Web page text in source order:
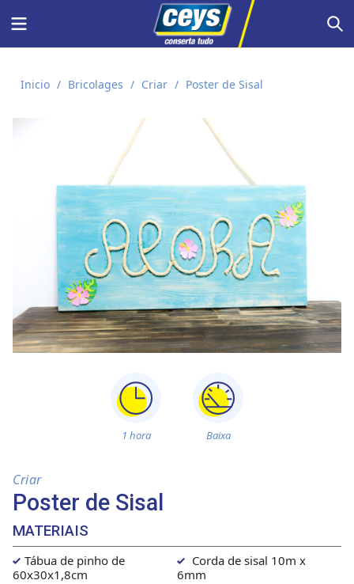
Menu
Inicio / Bricolages / Criar / Poster de Sisal
1 hora Baixa
Criar
Poster de Sisal
MATERIAIS
Tábua de pinho de
60x30x1,8cm
Corda de sisal 10m x
6mm